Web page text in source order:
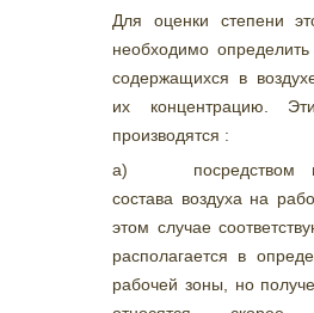
Для оценки степени
необходимо определить
содержащихся в
их концентрацию.
производятся :
а) посредством
состава воздуха на
этом случае
располагается в
рабочей зоны, но